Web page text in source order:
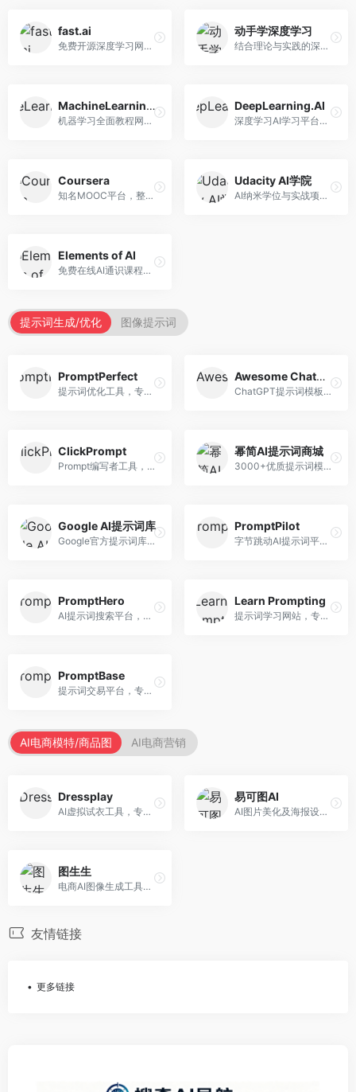
fast.ai
免费开源深度学习网站，专注于实用AI教学。面向开发者，提供免费深度学习课程、实战项目、代码库等资源，学习门槛低。
动手学深度学习
结合理论与实践的深度学习教材，专注于代码驱动学习。面向学生和开发者，提供深度学习理论、代码实现、练习题等资源，学习体验好。
MachineLearningMastery
机器学习全面教程网站，专注于实用技能教学。面向开发者，提供机器学习算法、Python实现、项目实战等教程，实用性强。
DeepLearning.AI
深度学习AI学习平台，由吴恩达创立。面向AI学习者，提供深度学习专项课程、AI新闻、技术社区等资源，课程质量权威。
Coursera
知名MOOC平台，整合全球顶尖大学课程资源。面向学习者，提供AI、机器学习、深度学习等课程，证书认可度高，课程质量专业。
Udacity AI学院
AI纳米学位与实战项目平台，专注于职业导向学习。面向AI从业者，提供机器学习、深度学习、计算机视觉等纳米学位，项目实战性强。
Elements of AI
免费在线AI通识课程，专注于AI基础知识普及。面向普通大众，提供AI概念、原理、应用等入门知识，语言通俗易懂。
提示词生成/优化 图像提示词
PromptPerfect
提示词优化工具，专注于提示词质量提升。面向AI用户，提供提示词优化、效果测试、版本对比等服务，提示词优化专业。
Awesome ChatGPT Prompts
ChatGPT提示词模板库，专注于实用提示词收集。面向ChatGPT用户，提供提示词模板、使用场景、效果展示等资源，模板实用性强。
ClickPrompt
Prompt编写者工具，专注于提示词创作辅助。面向提示词创作者，提供提示词编辑、测试、分享等服务，创作工具完善。
幂简AI提示词商城
3000+优质提示词模板平台，专注于中文提示词。面向中文AI用户，提供提示词模板、分类检索、一键使用等服务，中文提示词丰富。
Google AI提示词库
Google官方提示词库，专注于Gemini模型优化。面向开发者，提供官方提示词指南、最佳实践、示例代码等资源，权威性强。
PromptPilot
字节跳动AI提示词平台，专注于提示词优化与管理。面向AI用户，提供提示词优化、效果测试、团队协作等服务，企业级功能完善。
PromptHero
AI提示词搜索平台，整合多种AI工具提示词资源。面向AI创作者，提供提示词搜索、模板库、社区分享等服务，提示词资源丰富。
Learn Prompting
提示词学习网站，专注于提示词工程教育。面向AI学习者，提供提示词教程、最佳实践、案例研究等资源，教学内容系统。
PromptBase
提示词交易平台，专注于高质量提示词买卖。面向AI创作者，提供提示词交易、模板购买、创作者收益等服务，提示词质量高。
AI电商模特/商品图 AI电商营销
Dressplay
AI虚拟试衣工具，专注于服装电商体验。面向服装电商，提供虚拟试穿、尺码推荐、穿搭建议等服务，试衣体验真实。
易可图AI
AI图片美化及海报设计平台，专注于电商视觉设计。面向电商卖家，提供图片美化、海报设计、营销素材等服务，设计效率高。
图生生
电商AI图像生成工具，专注于商品图创作。面向电商卖家，提供商品图生成、背景替换、批量处理等服务，商品图质量高。
友情链接
更多链接